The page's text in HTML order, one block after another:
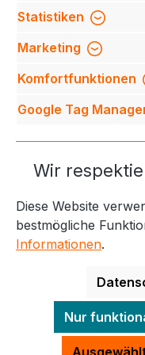
Ton…Mehr
Bewertungen
Service-
Weitere
Alle Preise exkl.
Versandkostenund
nicht
Statistiken
Marketing
Komfortfunktionen
Google Tag
Wir
Diese Website
bestmögliche
Informationen.
Nur